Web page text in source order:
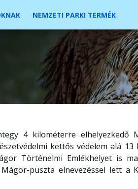
NEMZETI PARKI TERMÉK
4 kilométerre elhelyezkedő
kettős védelem alá
Történelmi Emlékhelyet is
puszta elnevezéssel lett a